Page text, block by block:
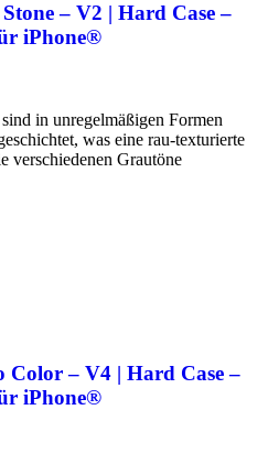
– V2 | Hard Case –
iPhone®
in unregelmäßigen Formen
was eine rau-texturierte
verschiedenen Grautöne
– V4 | Hard Case –
iPhone®